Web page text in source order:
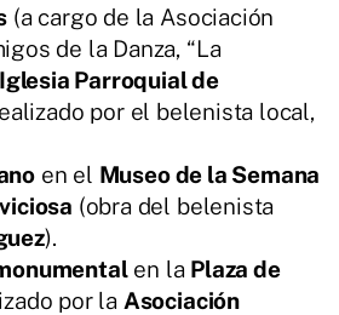
(a cargo de la Asociación
de la Danza, “La
Iglesia Parroquial de
por el belenista local,
en el Museo de la Semana
(obra del belenista
).
en la Plaza de
por la Asociación